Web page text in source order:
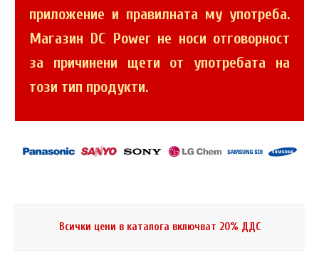
приложение и правилната му употреба.
Магазин DC Power не носи отговорност
за причинени щети от употребата на
този тип продукти.
Всички цени в каталога включват 20% ДДС